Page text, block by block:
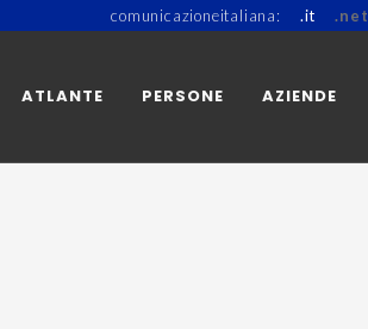
comunicazioneitaliana: .it .net
ATLANTE PERSONE AZIENDE